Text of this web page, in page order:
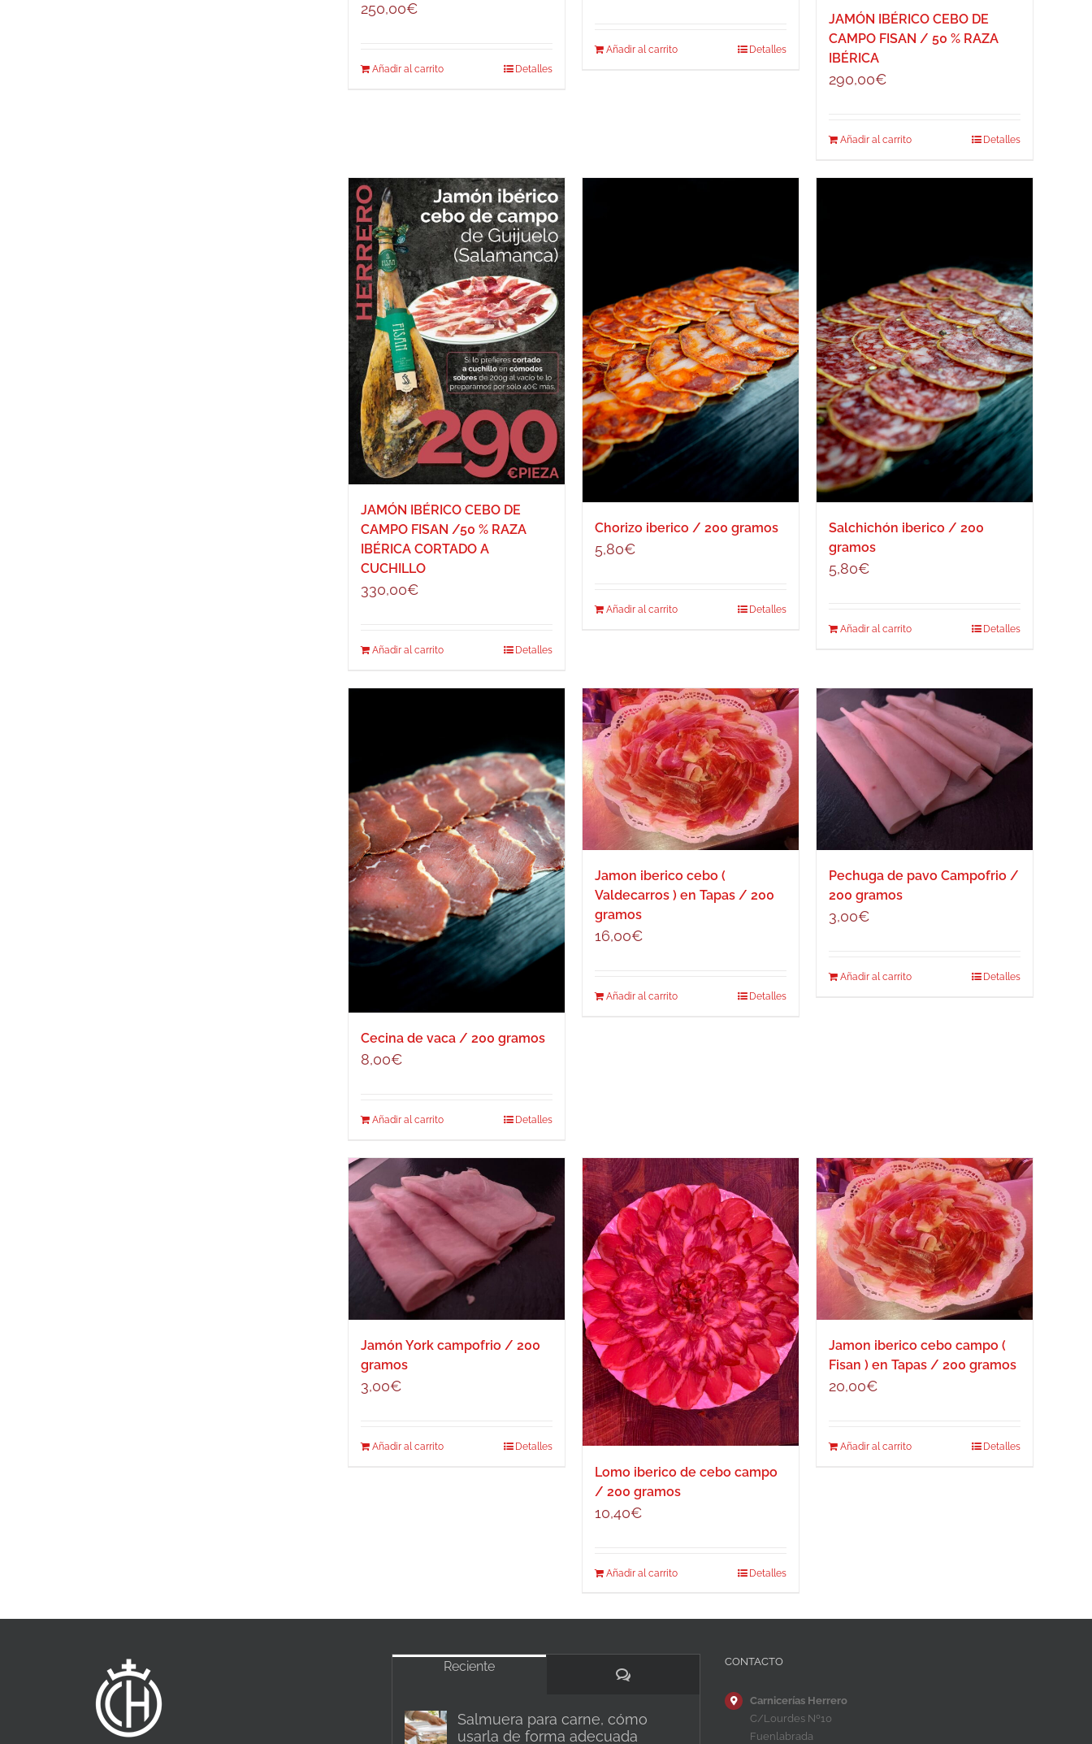
250,00€
Añadir al carrito Detalles
Añadir al carrito Detalles
JAMÓN IBÉRICO CEBO DE
CAMPO FISAN / 50 % RAZA
IBÉRICA
290,00€
Añadir al carrito Detalles
JAMÓN IBÉRICO CEBO DE
CAMPO FISAN /50 % RAZA
IBÉRICA CORTADO A
CUCHILLO
330,00€
Añadir al carrito Detalles
Chorizo iberico / 200 gramos
5,80€
Añadir al carrito Detalles
Salchichón iberico / 200
gramos
5,80€
Añadir al carrito Detalles
Cecina de vaca / 200 gramos
8,00€
Añadir al carrito Detalles
Jamon iberico cebo (
Valdecarros ) en Tapas / 200
gramos
16,00€
Añadir al carrito Detalles
Pechuga de pavo Campofrio /
200 gramos
3,00€
Añadir al carrito Detalles
Jamón York campofrio / 200
gramos
3,00€
Añadir al carrito Detalles
Lomo iberico de cebo campo
/ 200 gramos
10,40€
Añadir al carrito Detalles
Jamon iberico cebo campo (
Fisan ) en Tapas / 200 gramos
20,00€
Añadir al carrito Detalles
Reciente
Comentarios
Salmuera para carne, cómo
usarla de forma adecuada
CONTACTO
Carnicerías Herrero
C/Lourdes Nº10
Fuenlabrada